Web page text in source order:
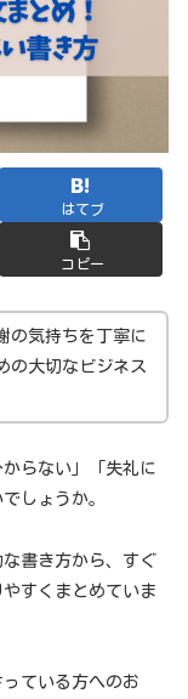
はてブ
コピー
の気持ちを丁寧に
の大切なビジネス
らない」「失礼に
しょうか。
書き方から、すぐ
すくまとめていま
ている方へのお